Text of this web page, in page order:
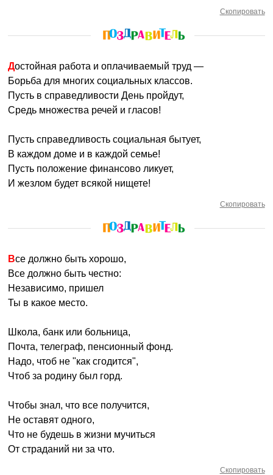
Скопировать
Достойная работа и оплачиваемый труд —
Борьба для многих социальных классов.
Пусть в справедливости День пройдут,
Средь множества речей и гласов!
Пусть справедливость социальная бытует,
В каждом доме и в каждой семье!
Пусть положение финансово ликует,
И жезлом будет всякой нищете!
Скопировать
Все должно быть хорошо,
Все должно быть честно:
Независимо, пришел
Ты в какое место.
Школа, банк или больница,
Почта, телеграф, пенсионный фонд.
Надо, чтоб не "как сгодится",
Чтоб за родину был горд.
Чтобы знал, что все получится,
Не оставят одного,
Что не будешь в жизни мучиться
От страданий ни за что.
Скопировать